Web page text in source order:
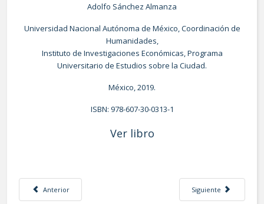
Adolfo Sánchez Almanza
Universidad Nacional Autónoma de México, Coordinación de
Humanidades,
Instituto de Investigaciones Económicas, Programa
Universitario de Estudios sobre la Ciudad.
México, 2019.
ISBN: 978-607-30-0313-1
Ver libro
Artículo anterior: 19S. 10 lineamientos de política pública postsismo para
Anterior Artículo siguiente:
Siguiente